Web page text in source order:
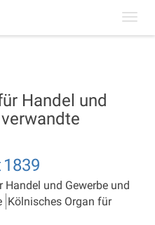
Handel und
1839
und Gewerbe und
Kölnisches Organ für